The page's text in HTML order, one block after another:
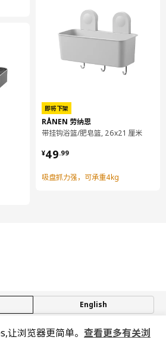
32 厘米
清洁剂或肥皂清洁。切勿使用去污粉、钢
酒精或研磨剂的清洁剂。
即将下架
RÅNEN 劳纳恩
带挂钩浴篮/肥皂篮, 26x21 厘米
¥49.99
¥ 49.99
吸盘抓力强，可承重4kg
English
Systems B.V. 1999-2026
让浏览器更简单。 查看更多有关浏